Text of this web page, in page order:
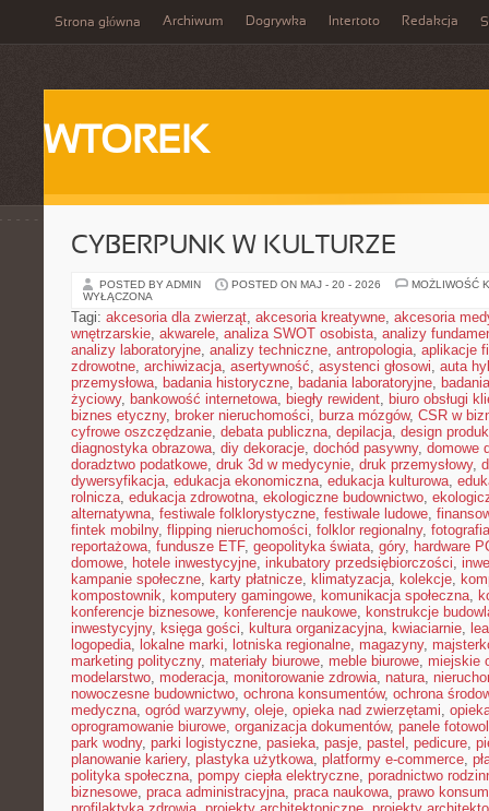
Strona główna Archiwum Dogrywka Intertoto Redakcja
WTOREK
CYBERPUNK W KULTURZE
POSTED BY ADMIN POSTED ON MAJ - 20 - 2026
MOŻLIWOŚĆ
WYŁĄCZONA
Tagi: akcesoria dla zwierząt, akcesoria kreatywne, akcesoria
wnętrzarskie, akwarele, analiza SWOT osobista, analizy
analizy laboratoryjne, analizy techniczne, antropologia, aplikacje
zdrowotne, archiwizacja, asertywność, asystenci głosowi, auta
przemysłowa, badania historyczne, badania laboratoryjne,
życiowy, bankowość internetowa, biegły rewident, biuro obsługi
biznes etyczny, broker nieruchomości, burza mózgów, CSR w
cyfrowe oszczędzanie, debata publiczna, depilacja, design
diagnostyka obrazowa, diy dekoracje, dochód pasywny, domowe
doradztwo podatkowe, druk 3d w medycynie, druk przemysłowy,
dywersyfikacja, edukacja ekonomiczna, edukacja kulturowa,
rolnicza, edukacja zdrowotna, ekologiczne budownictwo,
alternatywna, festiwale folklorystyczne, festiwale ludowe,
fintek mobilny, flipping nieruchomości, folklor regionalny,
reportażowa, fundusze ETF, geopolityka świata, góry, hardware
domowe, hotele inwestycyjne, inkubatory przedsiębiorczości,
kampanie społeczne, karty płatnicze, klimatyzacja, kolekcje,
kompostownik, komputery gamingowe, komunikacja społeczna,
konferencje biznesowe, konferencje naukowe, konstrukcje
inwestycyjny, księga gości, kultura organizacyjna, kwiaciarnie,
logopedia, lokalne marki, lotniska regionalne, magazyny,
marketing polityczny, materiały biurowe, meble biurowe, miejskie
modelarstwo, moderacja, monitorowanie zdrowia, natura,
nowoczesne budownictwo, ochrona konsumentów, ochrona
medyczna, ogród warzywny, oleje, opieka nad zwierzętami,
oprogramowanie biurowe, organizacja dokumentów, panele
park wodny, parki logistyczne, pasieka, pasje, pastel , pedicure,
planowanie kariery, plastyka użytkowa, platformy e-commerce,
polityka społeczna, pompy ciepła elektryczne, poradnictwo
biznesowe, praca administracyjna, praca naukowa, prawo